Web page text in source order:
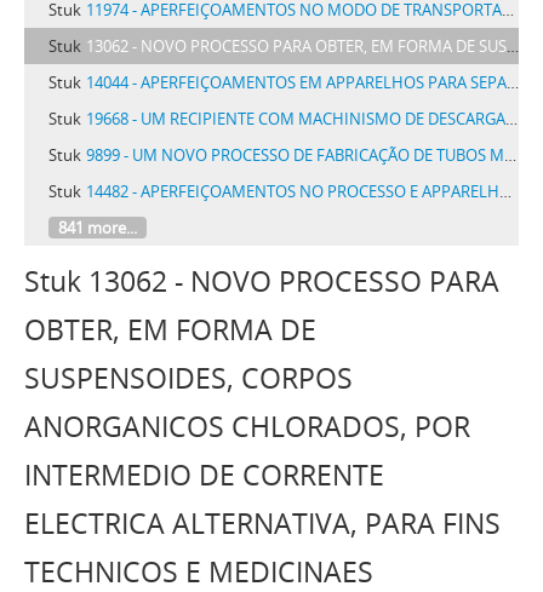
Stuk 11974 - APERFEIÇOAMENTOS NO MODO DE TRANSPORTAR MOBILIAS, ALFAIAS DOMESTICAS, ROUPA E OUTROS OBJECTOS EM ANDORINHAS OU CARROS DE QUALQUER ESPECIE
Stuk 13062 - NOVO PROCESSO PARA OBTER, EM FORMA DE SUSPENSOIDES, CORPOS ANORGANICOS CHLORADOS, POR INTERMEDIO DE CORRENTE ELECTRICA ALTERNATIVA, PARA FINS TECHNICOS E MEDICINAES
Stuk 14044 - APERFEIÇOAMENTOS EM APPARELHOS PARA SEPARAR SUBSTANCIAS DE DIFERENTES PESOS ESPECIFICOS COMO CARVAO FINO, MINERIOS E SEMELHANTES
Stuk 19668 - UM RECIPIENTE COM MACHINISMO DE DESCARGA, PARA ASSUCAR OU OUTRO PRODUCTO SECCO FLUENTE
Stuk 9899 - UM NOVO PROCESSO DE FABRICAÇÃO DE TUBOS METALICOS A FRIO
Stuk 14482 - APERFEIÇOAMENTOS NO PROCESSO E APPARELHOS DE CARBURAÇÃO PARA MACHINAS DE COMBUSTAO INTERNA
841 more...
Stuk 13062 - NOVO PROCESSO PARA
OBTER, EM FORMA DE
SUSPENSOIDES, CORPOS
ANORGANICOS CHLORADOS, POR
INTERMEDIO DE CORRENTE
ELECTRICA ALTERNATIVA, PARA FINS
TECHNICOS E MEDICINAES